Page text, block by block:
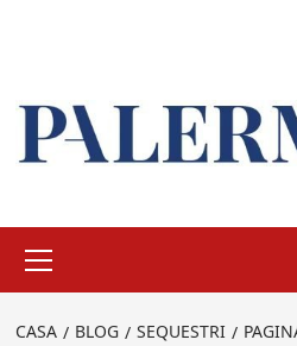
principale
CASA BLOG SEQUESTRI